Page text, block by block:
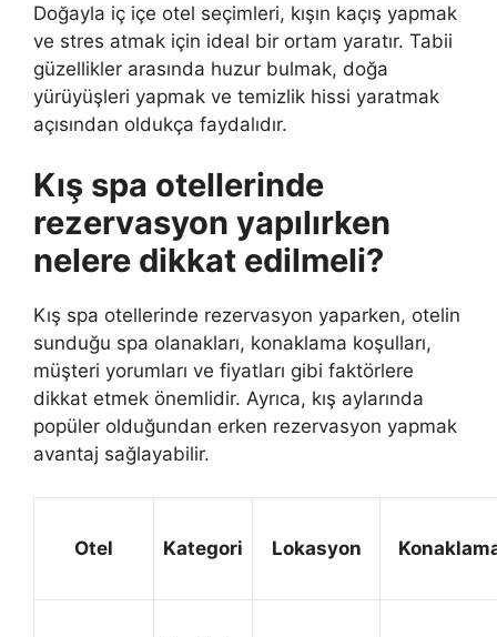
Doğayla iç içe otel seçimleri, kışın kaçış yapmak
ve stres atmak için ideal bir ortam yaratır. Tabii
güzellikler arasında huzur bulmak, doğa
yürüyüşleri yapmak ve temizlik hissi yaratmak
açısından oldukça faydalıdır.
Kış spa otellerinde
rezervasyon yapılırken
nelere dikkat edilmeli?
Kış spa otellerinde rezervasyon yaparken, otelin
sunduğu spa olanakları, konaklama koşulları,
müşteri yorumları ve fiyatları gibi faktörlere
dikkat etmek önemlidir. Ayrıca, kış aylarında
popüler olduğundan erken rezervasyon yapmak
avantaj sağlayabilir.
Otel Kategori Lokasyon